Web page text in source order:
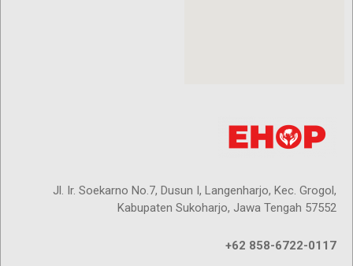
Jl. Ir. Soekarno No.7, Dusun I, Langenharjo, Kec. Grogol,
Kabupaten Sukoharjo, Jawa Tengah 57552
+62 858-6722-0117